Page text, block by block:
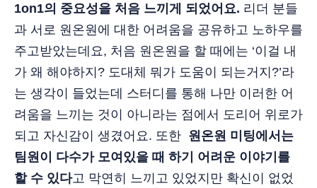
1on1의 중요성을 처음 느끼게 되었어요. 리더 분들
과 서로 원온원에 대한 어려움을 공유하고 노하우를
주고받았는데요, 처음 원온원을 할 때에는 ‘이걸 내
가 왜 해야하지? 도대체 뭐가 도움이 되는거지?’라
는 생각이 들었는데 스터디를 통해 나만 이러한 어
려움을 느끼는 것이 아니라는 점에서 도리어 위로가
되고 자신감이 생겼어요. 또한 원온원 미팅에서는
팀원이 다수가 모여있을 때 하기 어려운 이야기를
할 수 있다고 막연히 느끼고 있었지만 확신이 없었